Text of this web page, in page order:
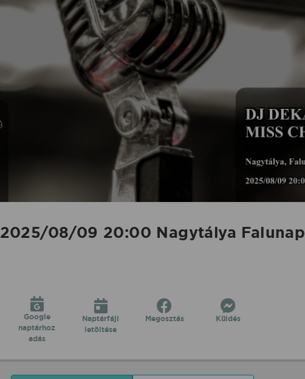
2025/08/09 20:00 Nagytálya Falunap
Google
naptárhoz
adás
Naptárfájl
letöltése
Megosztás Küldés